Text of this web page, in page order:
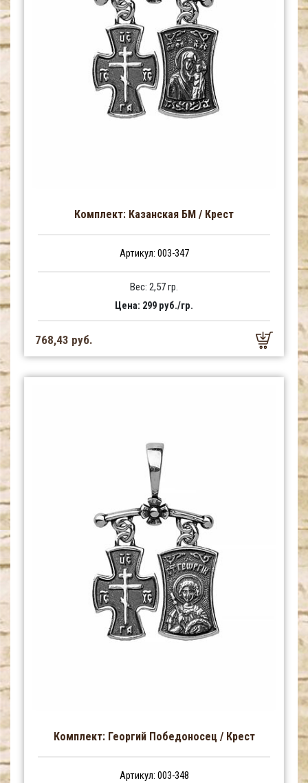
Комплект: Казанская БМ / Крест
Артикул: 003-347
Вес: 2,57 гр.
Цена: 299 руб./гр.
768,43 руб.
Комплект: Георгий Победоносец / Крест
Артикул: 003-348